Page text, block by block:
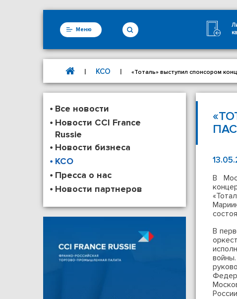
Меню
| КСО | «Тоталь» выступил спонсором
Все новости
Новости CCI France
Russie
Новости бизнеса
КСО
Пресса о нас
Новости партнеров
В
В